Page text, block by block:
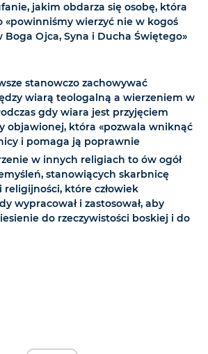
jakim obdarza się osobę, która
«powinniśmy wierzyć nie w kogoś
Ojca, Syna i Ducha Świętego»
stanowczo zachowywać
wiarą teologalną a wierzeniem w
gdy wiara jest przyjęciem
objawionej, która «pozwala wniknąć
i pomaga ją poprawnie
w innych religiach to ów ogół
stanowiących skarbnicę
które człowiek
wypracował i zastosował, aby
do rzeczywistości boskiej i do